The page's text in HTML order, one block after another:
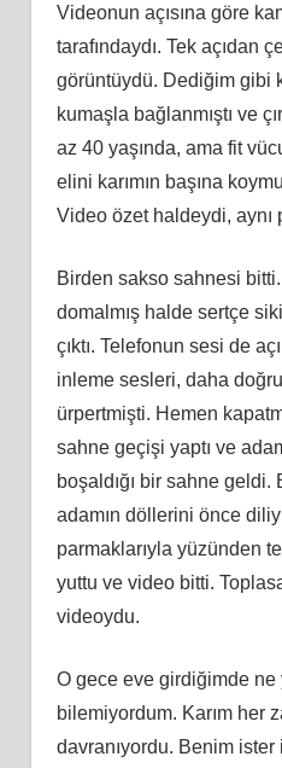
Videonun açısına göre
tarafındaydı. Tek açıdan
görüntüydü. Dediğim gibi
kumaşla bağlanmıştı ve
az 40 yaşında, ama fit
elini karımın başına
Video özet haldeydi,
Birden sakso sahnesi bitti.
domalmış halde sertçe
çıktı. Telefonun sesi de
inleme sesleri, daha
ürpertmişti. Hemen
sahne geçişi yaptı ve
boşaldığı bir sahne geldi.
adamın döllerini önce
parmaklarıyla yüzünden
yuttu ve video bitti.
videoydu.
O gece eve girdiğimde ne
bilemiyordum. Karım her
davranıyordu. Benim